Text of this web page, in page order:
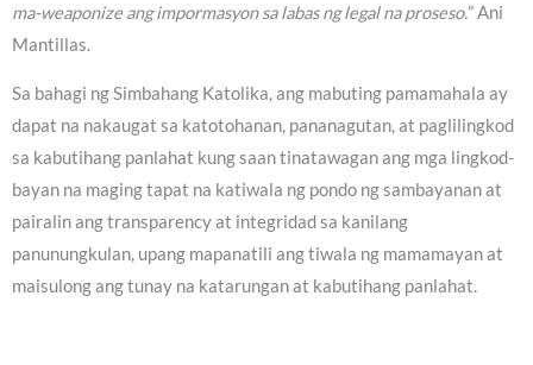
ma-weaponize ang impormasyon sa labas ng legal na proseso.” Ani
Mantillas.
Sa bahagi ng Simbahang Katolika, ang mabuting pamamahala ay
dapat na nakaugat sa katotohanan, pananagutan, at paglilingkod
sa kabutihang panlahat kung saan tinatawagan ang mga lingkod-
bayan na maging tapat na katiwala ng pondo ng sambayanan at
pairalin ang transparency at integridad sa kanilang
panunungkulan, upang mapanatili ang tiwala ng mamamayan at
maisulong ang tunay na katarungan at kabutihang panlahat.